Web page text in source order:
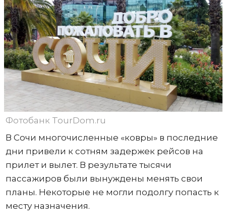
Фотобанк TourDom.ru
В Сочи многочисленные «ковры» в последние
дни привели к сотням задержек рейсов на
прилет и вылет. В результате тысячи
пассажиров были вынуждены менять свои
планы. Некоторые не могли подолгу попасть к
месту назначения.